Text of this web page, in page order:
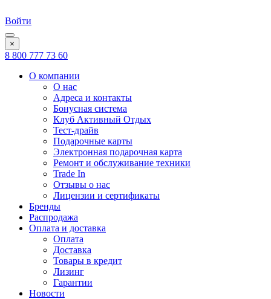
Войти
×
8 800 777 73 60
О компании
О нас
Адреса и контакты
Бонусная система
Клуб Активный Отдых
Тест-драйв
Подарочные карты
Электронная подарочная карта
Ремонт и обслуживание техники
Trade In
Отзывы о нас
Лицензии и сертификаты
Бренды
Распродажа
Оплата и доставка
Оплата
Доставка
Товары в кредит
Лизинг
Гарантии
Новости